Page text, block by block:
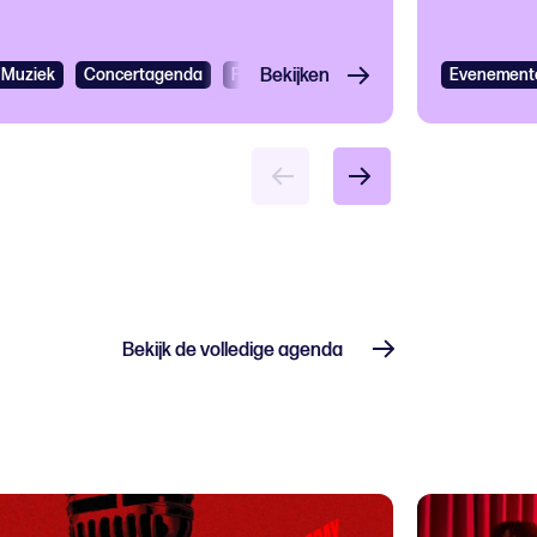
Jazz Muziekfestival
Muziek Concertagenda Festivals Cultureel festival
Bekijken
Bekijk de volledige agenda